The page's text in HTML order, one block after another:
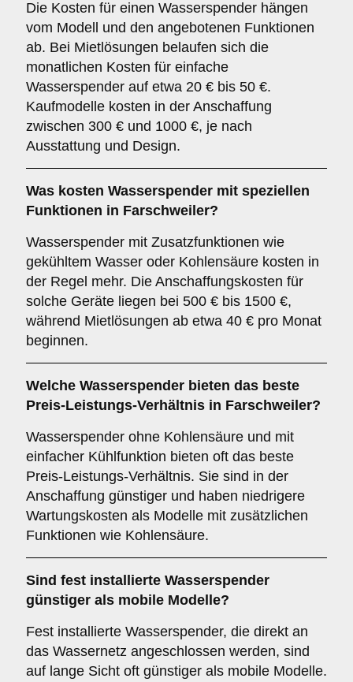
Die Kosten für einen Wasserspender hängen
vom Modell und den angebotenen Funktionen
ab. Bei Mietlösungen belaufen sich die
monatlichen Kosten für einfache
Wasserspender auf etwa 20 € bis 50 €.
Kaufmodelle kosten in der Anschaffung
zwischen 300 € und 1000 €, je nach
Ausstattung und Design.
Was kosten Wasserspender mit speziellen
Funktionen in Farschweiler?
Wasserspender mit Zusatzfunktionen wie
gekühltem Wasser oder Kohlensäure kosten in
der Regel mehr. Die Anschaffungskosten für
solche Geräte liegen bei 500 € bis 1500 €,
während Mietlösungen ab etwa 40 € pro Monat
beginnen.
Welche Wasserspender bieten das beste
Preis-Leistungs-Verhältnis in Farschweiler?
Wasserspender ohne Kohlensäure und mit
einfacher Kühlfunktion bieten oft das beste
Preis-Leistungs-Verhältnis. Sie sind in der
Anschaffung günstiger und haben niedrigere
Wartungskosten als Modelle mit zusätzlichen
Funktionen wie Kohlensäure.
Sind fest installierte Wasserspender
günstiger als mobile Modelle?
Fest installierte Wasserspender, die direkt an
das Wassernetz angeschlossen werden, sind
auf lange Sicht oft günstiger als mobile Modelle.